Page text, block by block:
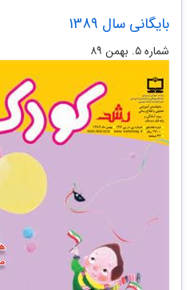
بایگانی سال 1389
شماره‌ ۵. بهمن ۸۹